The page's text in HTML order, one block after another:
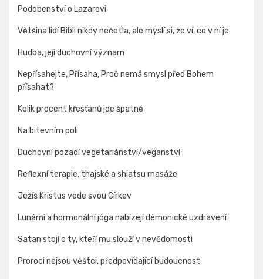
Podobenství o Lazarovi
Většina lidí Bibli nikdy nečetla, ale myslí si, že ví, co v ní je
Hudba, její duchovní význam
Nepřísahejte, Přísaha, Proč nemá smysl před Bohem
přísahat?
Kolik procent křesťanů jde špatně
Na bitevním poli
Duchovní pozadí vegetariánství/veganství
Reflexní terapie, thajské a shiatsu masáže
Ježíš Kristus vede svou Církev
Lunární a hormonální jóga nabízejí démonické uzdravení
Satan stojí o ty, kteří mu slouží v nevědomosti
Proroci nejsou věštci, předpovídající budoucnost